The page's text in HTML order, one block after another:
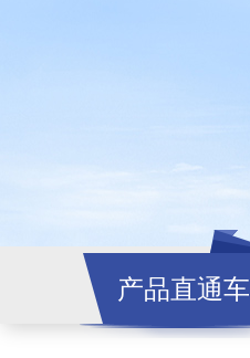
产品直通车